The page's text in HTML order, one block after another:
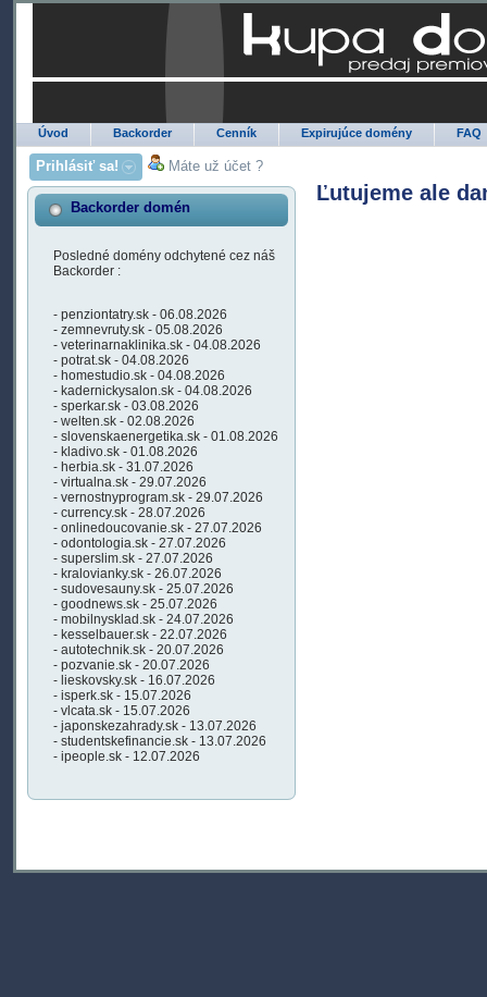
Úvod Backorder Cenník Expirujúce domény FAQ
Prihlásiť sa! Máte už účet ?
Backorder domén
Posledné domény odchytené cez náš
Backorder :
- penziontatry.sk - 06.08.2026
- zemnevruty.sk - 05.08.2026
- veterinarnaklinika.sk - 04.08.2026
- potrat.sk - 04.08.2026
- homestudio.sk - 04.08.2026
- kadernickysalon.sk - 04.08.2026
- sperkar.sk - 03.08.2026
- welten.sk - 02.08.2026
- slovenskaenergetika.sk - 01.08.2026
- kladivo.sk - 01.08.2026
- herbia.sk - 31.07.2026
- virtualna.sk - 29.07.2026
- vernostnyprogram.sk - 29.07.2026
- currency.sk - 28.07.2026
- onlinedoucovanie.sk - 27.07.2026
- odontologia.sk - 27.07.2026
- superslim.sk - 27.07.2026
- kralovianky.sk - 26.07.2026
- sudovesauny.sk - 25.07.2026
- goodnews.sk - 25.07.2026
- mobilnysklad.sk - 24.07.2026
- kesselbauer.sk - 22.07.2026
- autotechnik.sk - 20.07.2026
- pozvanie.sk - 20.07.2026
- lieskovsky.sk - 16.07.2026
- isperk.sk - 15.07.2026
- vlcata.sk - 15.07.2026
- japonskezahrady.sk - 13.07.2026
- studentskefinancie.sk - 13.07.2026
- ipeople.sk - 12.07.2026
Ľutujeme ale